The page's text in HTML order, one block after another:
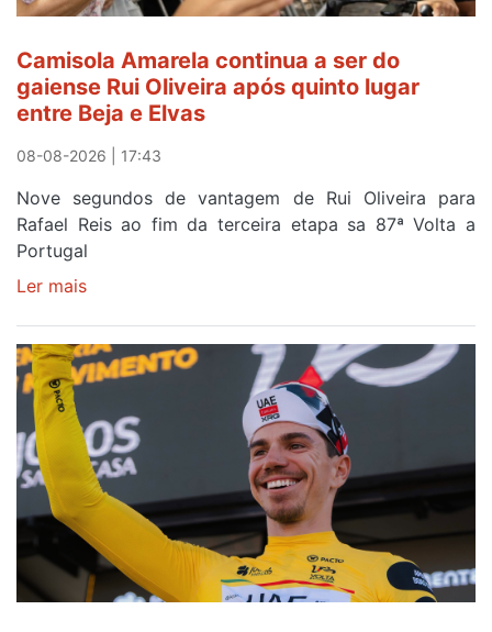
da
Camisola Amarela continua a ser do
gaiense Rui Oliveira após quinto lugar
entre Beja e Elvas
08-08-2026 | 17:43
Nove segundos de vantagem de Rui Oliveira para
Rafael Reis ao fim da terceira etapa sa 87ª Volta a
Portugal
Ler mais
Amarela
continua
ser
do
gaiense
Rui
Oliveira
após
quinto
lugar